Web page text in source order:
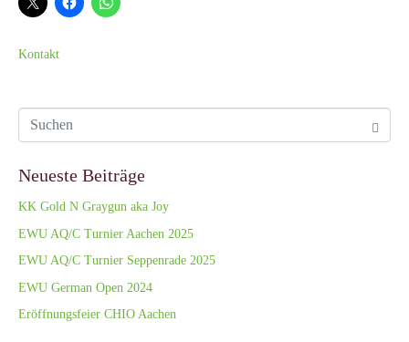
Kontakt
Neueste Beiträge
KK Gold N Graygun aka Joy
EWU AQ/C Turnier Aachen 2025
EWU AQ/C Turnier Seppenrade 2025
EWU German Open 2024
Eröffnungsfeier CHIO Aachen